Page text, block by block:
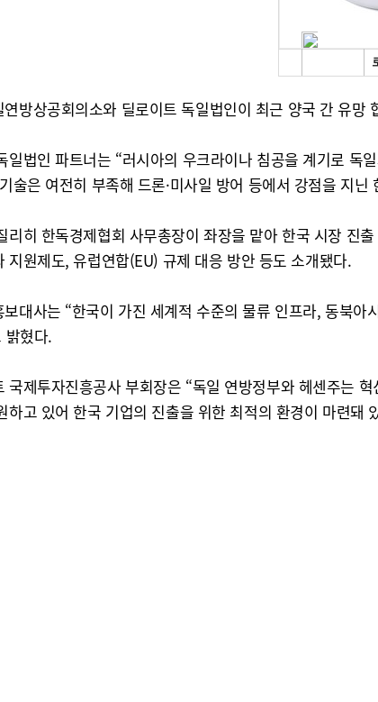
방상공회의소와 딜로이트 독일법인이 최근 양국 간 유망
일법인 파트너는 “러시아의 우크라이나 침공을 계기로
술은 여전히 부족해 드론·미사일 방어 등에서 강점을 지
리히 한독경제협회 사무총장이 좌장을 맡아 한국 시장 진
지원제도, 유럽연합(EU) 규제 대응 방안 등도 소개됐다.
대사는 “한국이 가진 세계적 수준의 물류 인프라, 동북
밝혔다.
제투자진흥공사 부회장은 “독일 연방정부와 헤센주는
하고 있어 한국 기업의 진출을 위한 최적의 환경이 마련돼